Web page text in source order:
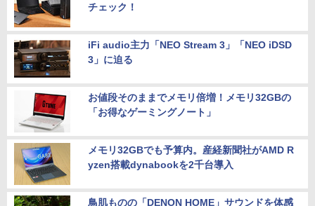
チェック！
iFi audio主力「NEO Stream 3」「NEO iDSD
3」に迫る
お値段そのままでメモリ倍増！メモリ32GBの
「お得なゲーミングノート」
メモリ32GBでも予算内。産経新聞社がAMD R
yzen搭載dynabookを2千台導入
鳥肌ものの「DENON HOME」サウンドを体感